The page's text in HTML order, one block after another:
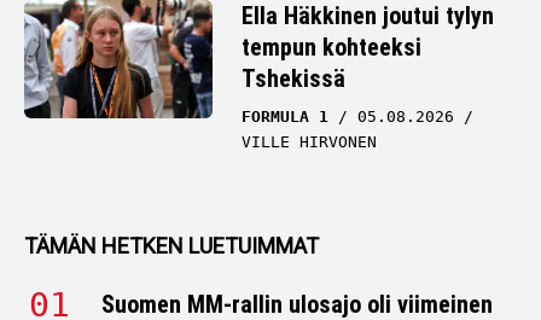
Ella Häkkinen joutui tylyn
tempun kohteeksi
Tshekissä
FORMULA 1
05.08.2026
VILLE HIRVONEN
TÄMÄN HETKEN LUETUIMMAT
Suomen MM-rallin ulosajo oli viimeinen